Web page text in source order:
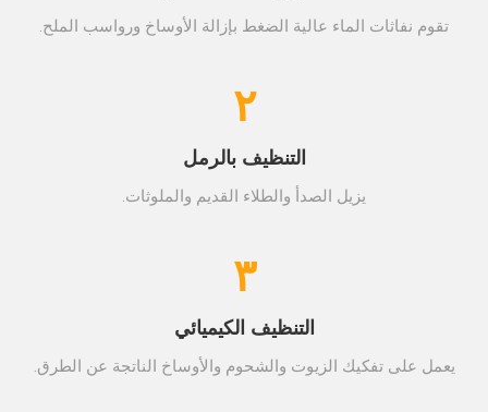
تقوم نفاثات الماء عالية الضغط بإزالة الأوساخ ورواسب الملح.
٢
التنظيف بالرمل
يزيل الصدأ والطلاء القديم والملوثات.
٣
التنظيف الكيميائي
يعمل على تفكيك الزيوت والشحوم والأوساخ الناتجة عن الطرق.